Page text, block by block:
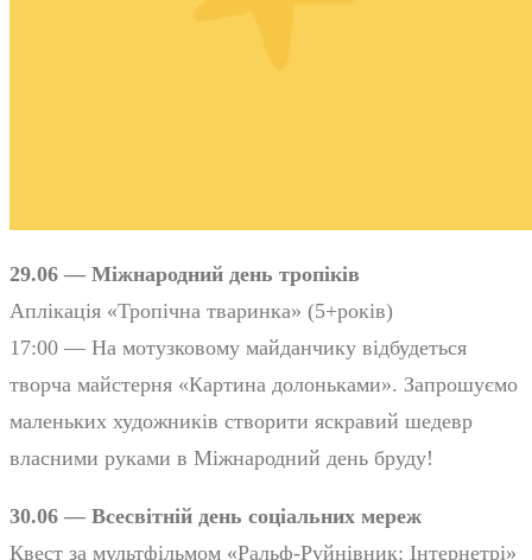
29.06 — Міжнародний день тропіків
Аплікація «Тропічна тваринка» (5+років)
17:00 — На мотузковому майданчику відбудеться
творча майстерня «Картина долоньками». Запрошуємо
маленьких художників створити яскравий шедевр
власними руками в Міжнародний день бруду!
30.06 — Всесвітній день соціальних мереж
Квест за мультфільмом «Ральф-Руйнівник: Інтернетрі»